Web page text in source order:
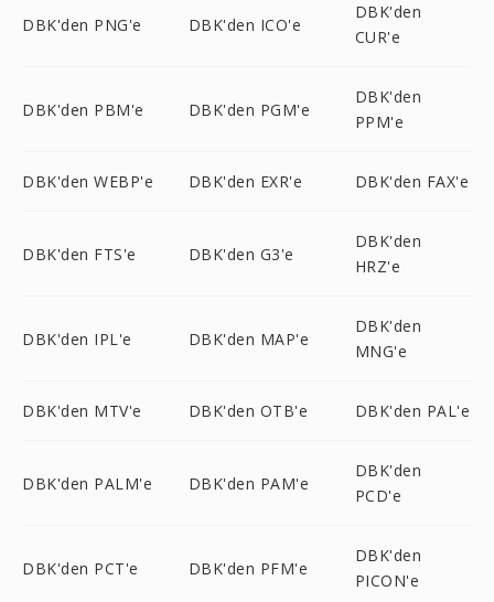
DBK'den PNG'e DBK'den ICO'e
DBK'den
CUR'e
DBK'den PBM'e DBK'den PGM'e
DBK'den
PPM'e
DBK'den WEBP'e DBK'den EXR'e DBK'den FAX'e
DBK'den FTS'e DBK'den G3'e
DBK'den
HRZ'e
DBK'den IPL'e DBK'den MAP'e
DBK'den
MNG'e
DBK'den MTV'e DBK'den OTB'e DBK'den PAL'e
DBK'den PALM'e DBK'den PAM'e
DBK'den
PCD'e
DBK'den PCT'e DBK'den PFM'e
DBK'den
PICON'e